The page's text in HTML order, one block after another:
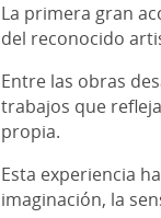
La primera gran
del reconocido
Entre las obras
trabajos que
propia.
Esta experiencia
imaginación, la